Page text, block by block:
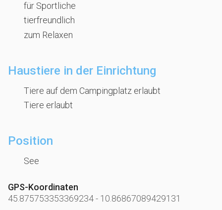
für Sportliche
tierfreundlich
zum Relaxen
Haustiere in der Einrichtung
Tiere auf dem Campingplatz erlaubt
Tiere erlaubt
Position
See
GPS-Koordinaten
45.875753353369234- 10.86867089429131